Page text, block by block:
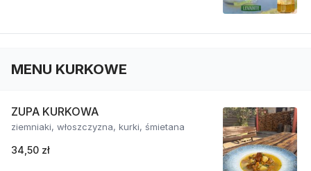
MENU KURKOWE
ZUPA KURKOWA
ziemniaki, włoszczyzna, kurki, śmietana
34,50 zł